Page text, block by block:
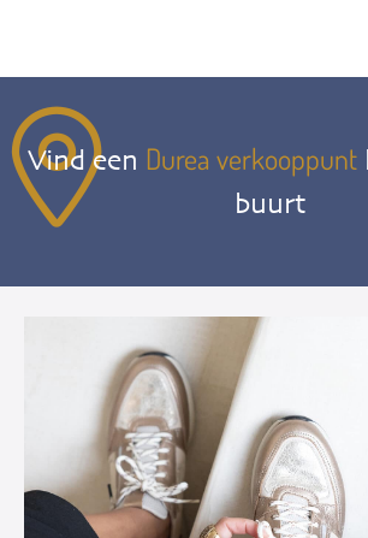
Vind een Durea verkooppunt
buurt